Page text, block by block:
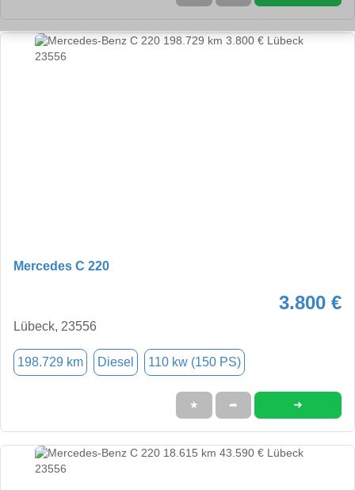
Mercedes C 220
3.800 €
Lübeck, 23556
198.729 km Diesel 110 kw (150 PS)
★ ➦ ➜